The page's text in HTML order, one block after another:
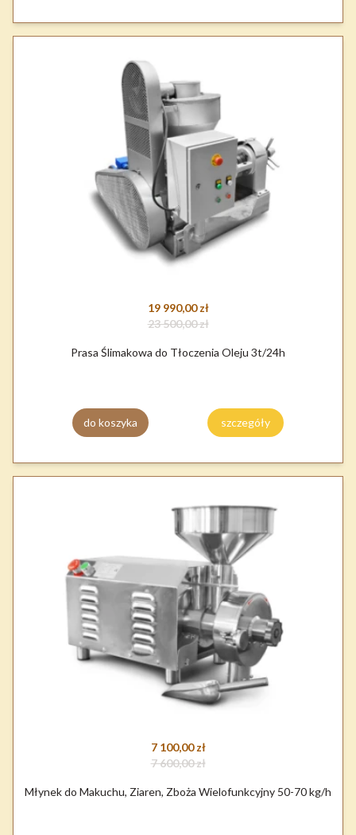
19 990,00 zł
23 500,00 zł
Prasa Ślimakowa do Tłoczenia Oleju 3t/24h
do koszyka szczegóły
7 100,00 zł
7 600,00 zł
Młynek do Makuchu, Ziaren, Zboża Wielofunkcyjny 50-70 kg/h